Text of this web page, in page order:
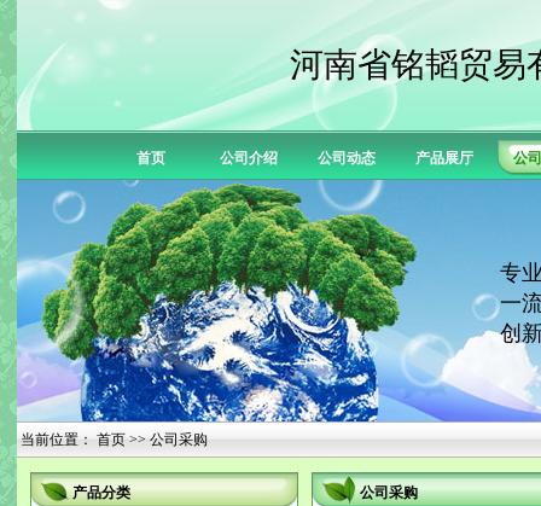
河南省铭韬贸易
首页 公司介绍 公司动态 产品展厅 公
专
一
创
当前位置： 首页 >> 公司采购
产品分类 公司采购